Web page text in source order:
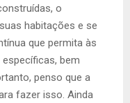
o
habitações e se
que permita às
bem
penso que a
fazer isso. Ainda